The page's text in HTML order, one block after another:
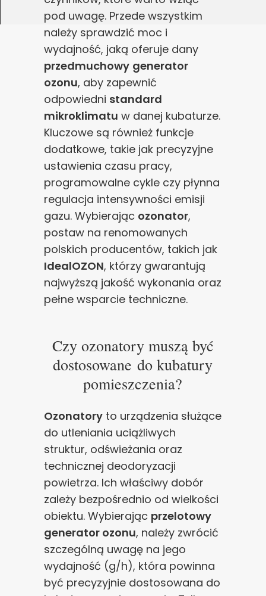
pod uwagę. Przede wszystkim
należy sprawdzić moc i
wydajność, jaką oferuje dany
przedmuchowy generator
ozonu, aby zapewnić
odpowiedni standard
mikroklimatu w danej kubaturze.
Kluczowe są również funkcje
dodatkowe, takie jak precyzyjne
ustawienia czasu pracy,
programowalne cykle czy płynna
regulacja intensywności emisji
gazu. Wybierając ozonator,
postaw na renomowanych
polskich producentów, takich jak
IdealOZON, którzy gwarantują
najwyższą jakość wykonania oraz
pełne wsparcie techniczne.
Czy ozonatory muszą być
dostosowane do kubatury
pomieszczenia?
Ozonatory to urządzenia służące
do utleniania uciążliwych
struktur, odświeżania oraz
technicznej deodoryzacji
powietrza. Ich właściwy dobór
zależy bezpośrednio od wielkości
obiektu. Wybierając przelotowy
generator ozonu, należy zwrócić
szczególną uwagę na jego
wydajność (g/h), która powinna
być precyzyjnie dostosowana do